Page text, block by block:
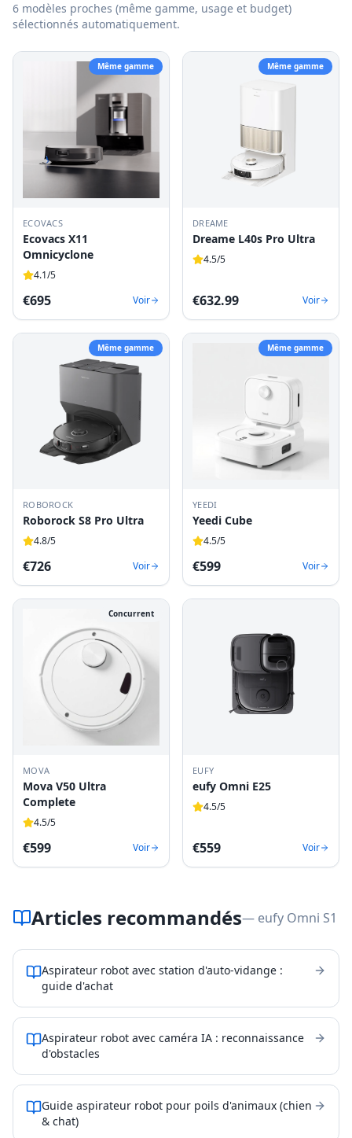
6 modèles proches (même gamme, usage et budget)
sélectionnés automatiquement.
Même gamme
ECOVACS
Ecovacs X11
Omnicyclone
4.1/5
€695 Voir
Même gamme
DREAME
Dreame L40s Pro Ultra
4.5/5
€632.99 Voir
Même gamme
ROBOROCK
Roborock S8 Pro Ultra
4.8/5
€726 Voir
Même gamme
YEEDI
Yeedi Cube
4.5/5
€599 Voir
Concurrent
MOVA
Mova V50 Ultra
Complete
4.5/5
€599 Voir
EUFY
eufy Omni E25
4.5/5
€559 Voir
Articles recommandés— eufy Omni S1
Aspirateur robot avec station d'auto-vidange :
guide d'achat
Aspirateur robot avec caméra IA : reconnaissance
d'obstacles
Guide aspirateur robot pour poils d'animaux (chien
& chat)